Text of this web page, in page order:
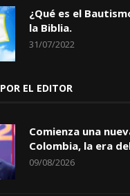
¿Qué es el
la Biblia.
31/07/2022
EL EDITOR
Comienza una
Colombia, la era
09/08/2026